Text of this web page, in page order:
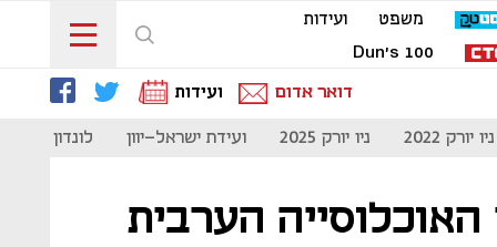
משפט
ועידות
Dun's 100
דואר אדום
ועידות
ניו יורק 2022 ניו יורק 2025 ועידת ישראל-יוון לונדון 2023
הערבית